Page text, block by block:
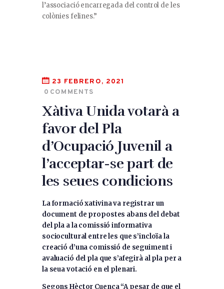
l’associació encarregada del control de les
colònies felines.”
23 FEBRERO, 2021
0 COMMENTS
Xàtiva Unida votarà a
favor del Pla
d’Ocupació Juvenil a
l’acceptar-se part de
les seues condicions
La formació xativina va registrar un
document de propostes abans del debat
del pla a la comissió informativa
sociocultural entre les que s’incloïa la
creació d’una comissió de seguiment i
avaluació del pla que s’afegirà al pla per a
la seua votació en el plenari.
Segons Hèctor Cuenca “A pesar de que el